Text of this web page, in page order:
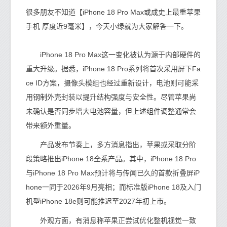
很多朋友不知道【iPhone 18 Pro Max或成史上最重苹果
手机 厚度近9毫米】，今天小绿就为大家解答一下。
iPhone 18 Pro Max这一变化被认为源于内部硬件的
重大升级。据悉，iPhone 18 Pro系列将首次采用屏下Fa
ce ID方案，摄像头模组也经过重新设计，电池则可能采
用钢制外壳封装以提升结构强度与安全性。尽管苹果尚
未确认是否同步增大电池容量，但上述组件调整通常会
带来额外重量。
产品发布节奏上，多方消息指出，苹果或采取分阶
段策略推出iPhone 18全系产品。其中，iPhone 18 Pro
与iPhone 18 Pro Max预计将与传闻已久的首款折叠屏iP
hone一同于2026年9月亮相；而标准版iPhone 18及入门
机型iPhone 18e则可能推迟至2027年初上市。
外观方面，有消息称苹果正尝试优化整机视觉一致